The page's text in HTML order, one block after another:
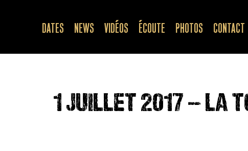
DATES NEWS VIDÉOS ÉCOUTE PHOTOS CONTACT
1 JUILLET 2017 – LA